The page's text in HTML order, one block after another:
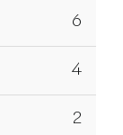
6
4
2